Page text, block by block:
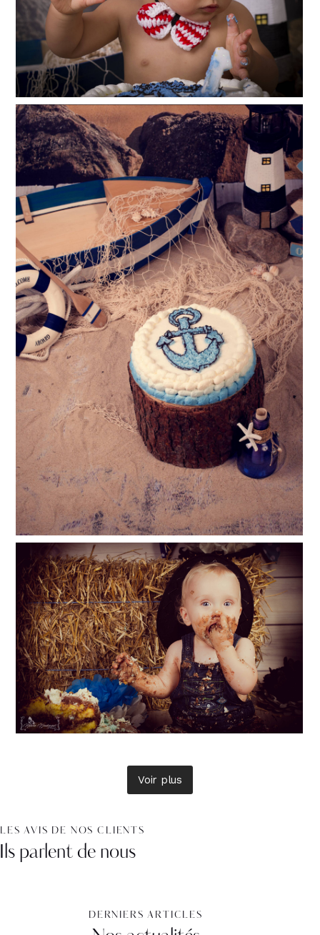
Voir plus
LES AVIS DE NOS CLIENTS
Ils parlent de nous
DERNIERS ARTICLES